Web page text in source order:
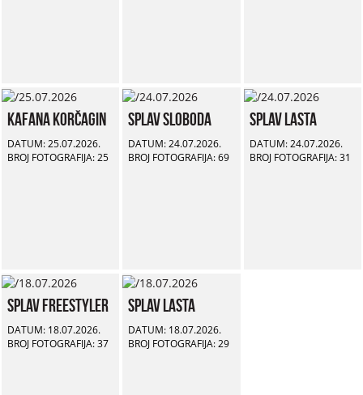
Kafana Korčagin
DATUM: 25.07.2026.
BROJ FOTOGRAFIJA: 25
Splav Sloboda
DATUM: 24.07.2026.
BROJ FOTOGRAFIJA: 69
Splav Lasta
DATUM: 24.07.2026.
BROJ FOTOGRAFIJA: 31
Splav Freestyler
DATUM: 18.07.2026.
BROJ FOTOGRAFIJA: 37
Splav Lasta
DATUM: 18.07.2026.
BROJ FOTOGRAFIJA: 29